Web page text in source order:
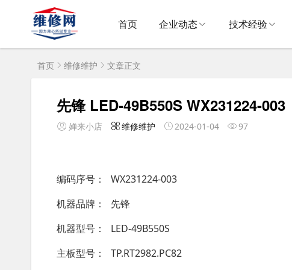
首页 企业动态 技术经验
首页 维修维护 文章正文
先锋 LED-49B550S WX231224-003
婵来小店 维修维护 2024-01-04 97
编码序号
WX231224-003
机器品牌
先锋
机器型号
LED-49B550S
主板型号
TP.RT2982.PC82